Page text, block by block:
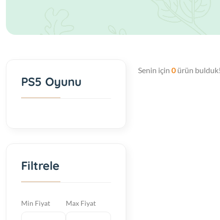
Senin için 0ürün
PS5 Oyunu
Filtrele
Min Fiyat Max Fiyat